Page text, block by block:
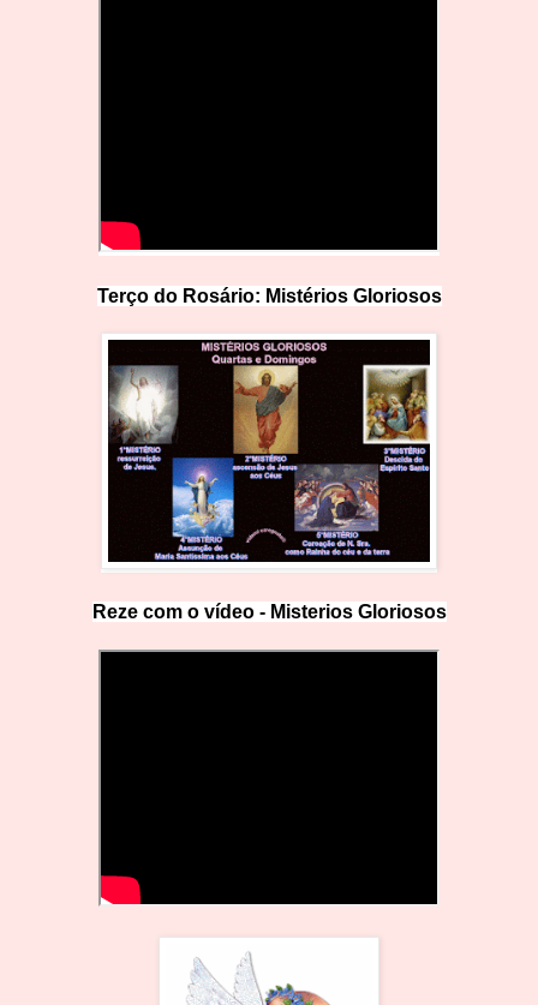
Terço do Rosário: Mistérios Gloriosos
Reze com o vídeo - Misterios Gloriosos